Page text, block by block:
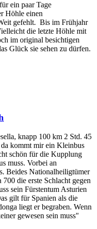
ein paar Tage
Höhle einen
gefehlt. Bis im Frühjahr
die letzte Höhle mit
im original besichtigen
Glück sie sehen zu dürfen.
knapp 100 km 2 Std. 45
kommt mir ein Kleinbus
schön für die Kupplung
muss. Vorbei an
Beides Nationalheiligtümer
die erste Schlacht gegen
sein Fürstentum Asturien
gilt für Spanien als die
liegt er begraben. Wenn
gewesen sein muss"